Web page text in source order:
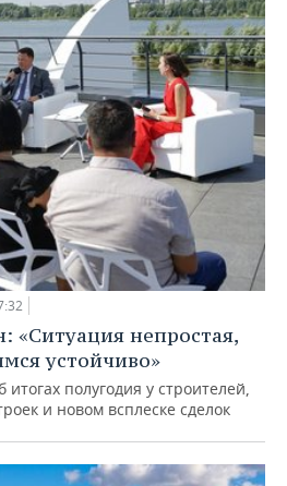
«Ситуация непростая,
устойчиво»
полугодия у строителей,
и новом всплеске сделок